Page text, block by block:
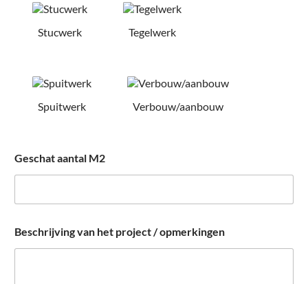
Stucwerk Tegelwerk
Spuitwerk Verbouw/aanbouw
Geschat aantal M2
Beschrijving van het project / opmerkingen